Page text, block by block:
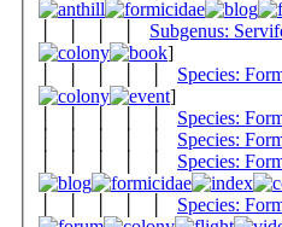
Subgenus:
]
Species:
]
Species:
Species:
Species:
Species: